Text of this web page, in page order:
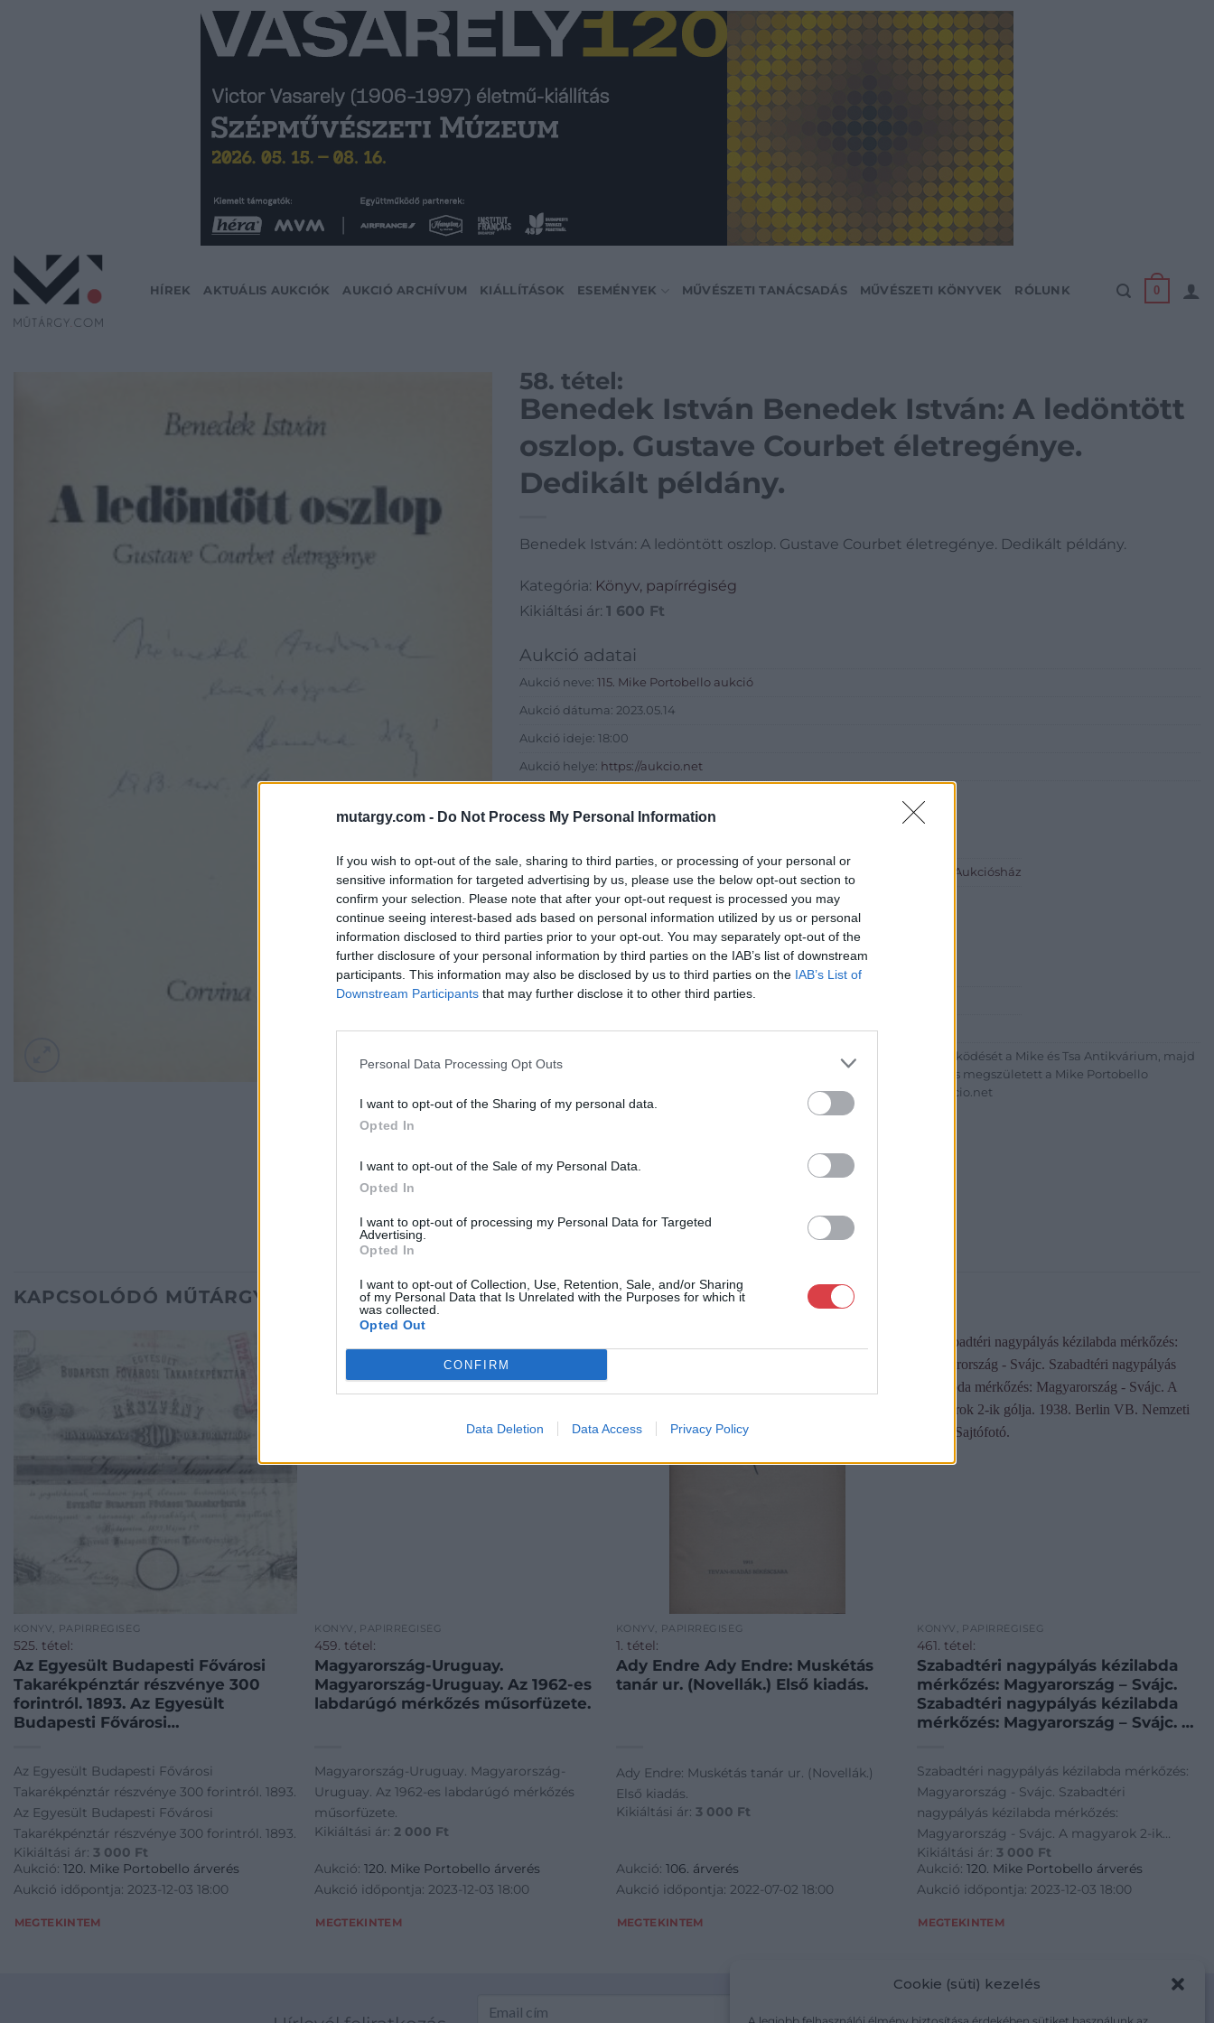
mutargy.com - Do Not Process My Personal Information
If you wish to opt-out of the sale, sharing to third parties, or processing of your personal or
sensitive information for targeted advertising by us, please use the below opt-out section to
confirm your selection. Please note that after your opt-out request is processed you may
continue seeing interest-based ads based on personal information utilized by us or personal
information disclosed to third parties prior to your opt-out. You may separately opt-out of the
further disclosure of your personal information by third parties on the IAB’s list of downstream
participants. This information may also be disclosed by us to third parties on the IAB’s List of
Downstream Participants that may further disclose it to other third parties.
Personal Data Processing Opt Outs
I want to opt-out of the Sharing of my personal data.
Opted In
I want to opt-out of the Sale of my Personal Data.
Opted In
I want to opt-out of processing my Personal Data for Targeted
Advertising.
Opted In
I want to opt-out of Collection, Use, Retention, Sale, and/or Sharing
of my Personal Data that Is Unrelated with the Purposes for which it
was collected.
Opted Out
CONFIRM
Data Deletion Data Access Privacy Policy
Cookie (süti) kezelés
HÍREK AKTUÁLIS AUKCIÓK AUKCIÓ ARCHÍVUM KIÁLLÍTÁSOK ESEMÉNYEK MŰVÉSZETI TANÁCSADÁS MŰVÉSZETI KÖNYVEK RÓLUNK 0
58. tétel:
Benedek István Benedek István: A ledöntött
oszlop. Gustave Courbet életregénye.
Dedikált példány.
Benedek István: A ledöntött oszlop. Gustave Courbet életregénye. Dedikált példány.
Kategória: Könyv, papírrégiség
Kikiáltási ár: 1 600 Ft
Aukció adatai
Aukció neve: 115. Mike Portobello aukció
Aukció dátuma: 2023.05.14
Aukció ideje: 18:00
Aukció helye: https://aukcio.net
Eladó: Aukcio.net - Mike Portobello Aukciósház
Cím: Vízkeleti Lívia
Mipo Kft
Budapest
+36703805044
1053
Telefon: +36703805044
Weboldal:http://www.aukcio.net
Bemutatkozás: Immár közel 30 éve, hogy a Múzeum körúton elkezdte működését a Mike és Tsa Antikvárium, majd
2010-ben a Portobello aukciósház kiegészítette az addigi tevékenységét és megszületett a Mike Portobello
Aukciósház. 2022-től saját oldalunkon bonyolítjuk árverésünket. www.aukcio.net
KAPCSOLÓDÓ MŰTÁRGYAK
KÖNYV, PAPÍRRÉGISÉG
525. tétel:
Az Egyesült Budapesti Fővárosi
Takarékpénztár részvénye 300
forintról. 1893. Az Egyesült
Budapesti Fővárosi
Az Egyesült Budapesti Fővárosi
Takarékpénztár részvénye 300 forintról. 1893.
Az Egyesült Budapesti Fővárosi
Takarékpénztár részvénye 300 forintról. 1893.
Kikiáltási ár: 3 000 Ft
Aukció: 120. Mike Portobello árverés
Aukció időpontja: 2023-12-03 18:00
MEGTEKINTEM
KÖNYV, PAPÍRRÉGISÉG
459. tétel:
Magyarország-Uruguay.
Magyarország-Uruguay. Az 1962-es
labdarúgó mérkőzés műsorfüzete.
Magyarország-Uruguay. Magyarország-
Uruguay. Az 1962-es labdarúgó mérkőzés
műsorfüzete.
Kikiáltási ár: 2 000 Ft
Aukció:120. Mike Portobello árverés
Aukció időpontja: 2023-12-03 18:00
MEGTEKINTEM
KÖNYV, PAPÍRRÉGISÉG
1. tétel:
Ady Endre Ady Endre: Muskétás
tanár ur. (Novellák.) Első kiadás.
Ady Endre: Muskétás tanár ur. (Novellák.)
Első kiadás.
Kikiáltási ár: 3 000 Ft
Aukció: 106. árverés
Aukció időpontja: 2022-07-02 18:00
MEGTEKINTEM
KÖNYV, PAPÍRRÉGISÉG
461. tétel:
Szabadtéri nagypályás kézilabda
mérkőzés: Magyarország – Svájc.
Szabadtéri nagypályás kézilabda
mérkőzés: Magyarország – Svájc. A
Szabadtéri nagypályás kézilabda mérkőzés:
Magyarország - Svájc. Szabadtéri
nagypályás kézilabda mérkőzés:
Magyarország - Svájc. A magyarok 2-ik
gólja. 1938. Berlin VB. Nemzeti Sport.
Sajtófotó.
Kikiáltási ár:3 000 Ft
Aukció:120. Mike Portobello árverés
Aukció időpontja: 2023-12-03 18:00
MEGTEKINTEM